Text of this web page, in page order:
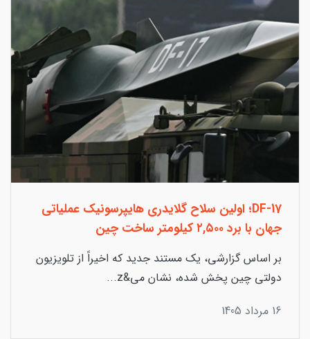
DF-17؛ اولین سلاح گلایدری هایپرسونیک عملیاتی
جهان با برد ۲,۵۰۰ کیلومتر ساخت چین
بر اساس گزارشی، یک مستند جدید که اخیراً از تلویزیون
دولتی چین پخش شده، نشان می&z...
16 مرداد 1405